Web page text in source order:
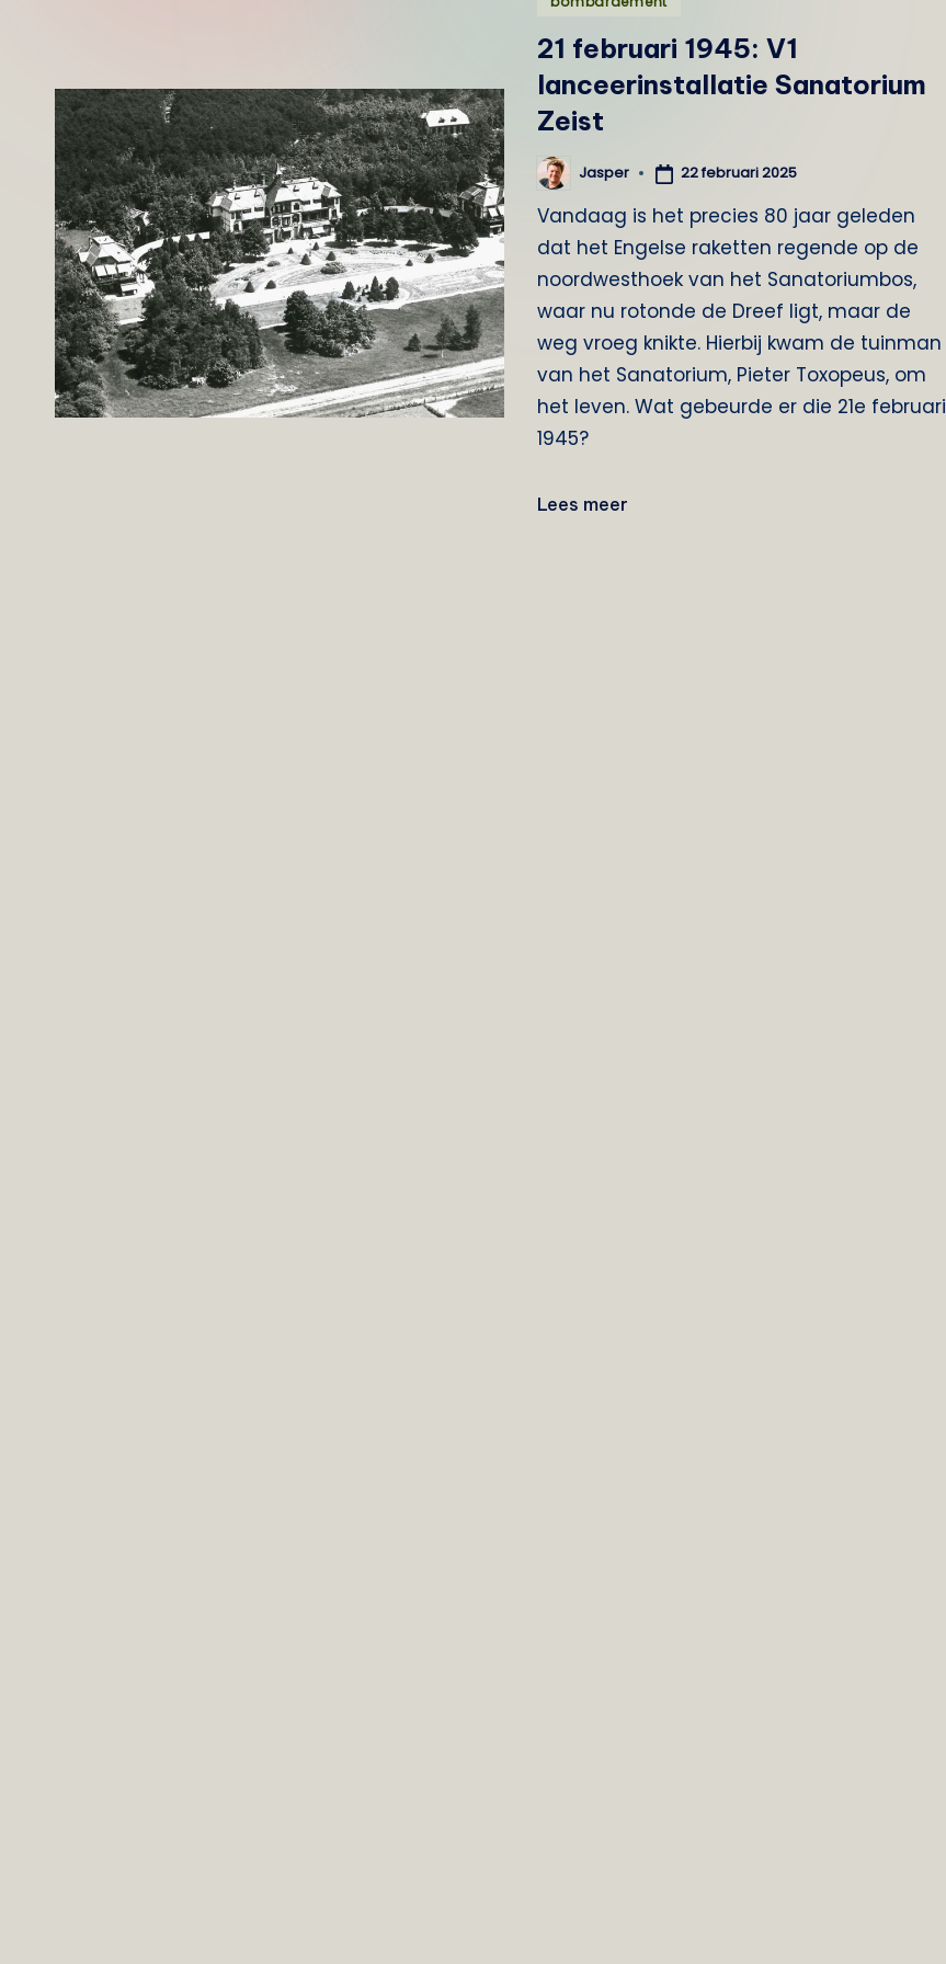
o
g
e
i
s
t
21 februari 1945: V1
lanceerinstallatie Sanatorium
Zeist
Geplaatst
door
Jasper 22 februari 2025
Vandaag is het precies 80 jaar geleden
dat het Engelse raketten regende op de
noordwesthoek van het Sanatoriumbos,
waar nu rotonde de Dreef ligt, maar de
weg vroeg knikte. Hierbij kwam de tuinman
van het Sanatorium, Pieter Toxopeus, om
het leven. Wat gebeurde er die 21e februari
1945?
Lees meer